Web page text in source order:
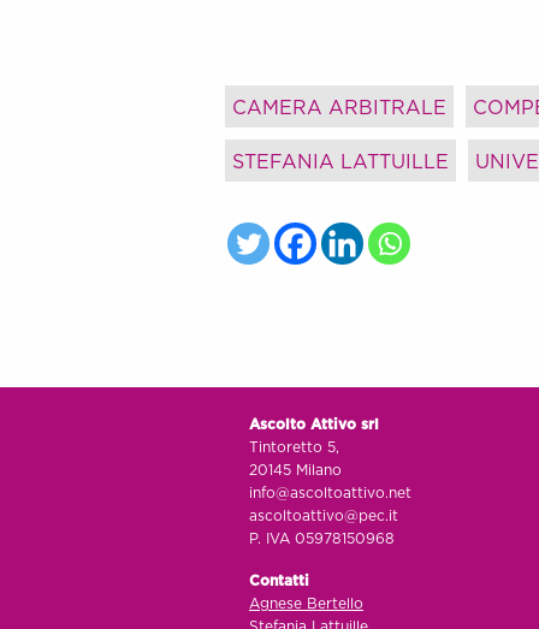
CAMERA ARBITRALE
STEFANIA LATTUILLE
Ascolto Attivo srl
Tintoretto 5,
20145 Milano
info@ascoltoattivo.net
ascoltoattivo@pec.it
P. IVA 05978150968
Contatti
Agnese Bertello